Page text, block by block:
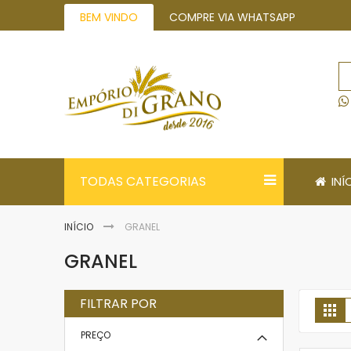
Pular
para
o
BEM VINDO COMPRE VIA WHATSAPP
TODAS CATEGORIAS
INÍCIO GRANEL
GRANEL
FILTRAR POR
PREÇO